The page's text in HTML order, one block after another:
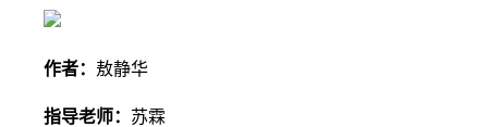
作者： 敖静华
指导老师： 苏霖